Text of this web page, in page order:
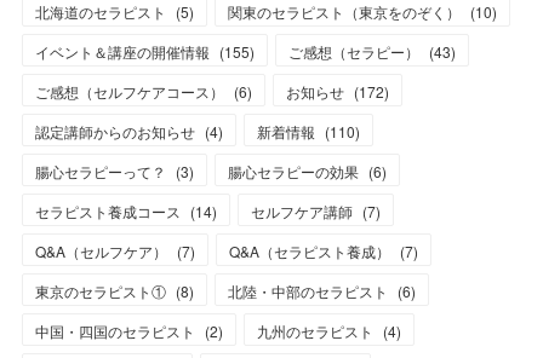
北海道のセラピスト
(5) 関東のセラピスト（東京をのぞく） (10)
イベント＆講座の開催情報 (155) ご感想（セラピー） (43)
ご感想（セルフケアコース）
(6) お知らせ (172)
認定講師からのお知らせ (4) 新着情報 (110)
腸心セラピーって？
(3) 腸心セラピーの効果 (6)
セラピスト養成コース
(14) セルフケア講師 (7)
Q&A（セルフケア）
(7) Q&A（セラピスト養成） (7)
東京のセラピスト① (8) 北陸・中部のセラピスト (6)
中国・四国のセラピスト
(2) 九州のセラピスト (4)